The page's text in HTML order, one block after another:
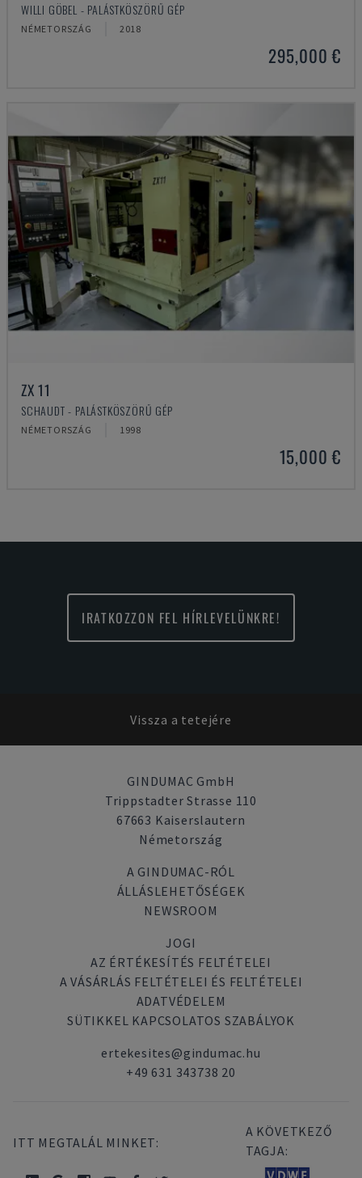
WILLI GÖBEL - PALÁSTKÖSZÖRŰ GÉP
NÉMETORSZÁG 2018
295,000 €
ZX 11
SCHAUDT - PALÁSTKÖSZÖRŰ GÉP
NÉMETORSZÁG 1998
15,000 €
IRATKOZZON FEL HÍRLEVELÜNKRE!
Vissza a tetejére
GINDUMAC GmbH
Trippstadter Strasse 110
67663 Kaiserslautern
Németország
A GINDUMAC-RÓL
ÁLLÁSLEHETŐSÉGEK
NEWSROOM
JOGI
AZ ÉRTÉKESÍTÉS FELTÉTELEI
A VÁSÁRLÁS FELTÉTELEI ÉS FELTÉTELEI
ADATVÉDELEM
SÜTIKKEL KAPCSOLATOS SZABÁLYOK
ertekesites@gindumac.hu
+49 631 343738 20
ITT MEGTALÁL MINKET:
A KÖVETKEZŐ
TAGJA: